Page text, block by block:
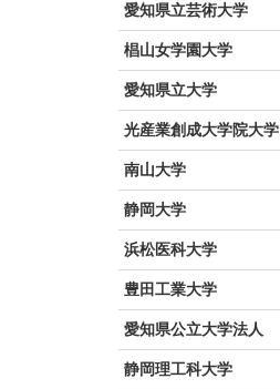
愛知県立芸術大学
椙山女学園大学
愛知県立大学
光産業創成大学院大学
南山大学
静岡大学
浜松医科大学
豊田工業大学
愛知県公立大学法人
静岡理工科大学